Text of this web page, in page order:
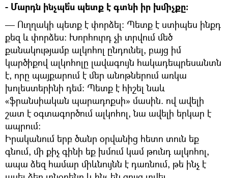
- Մարդն ինչպե՞ս պետք է գտնի իր խմիչքը։
— Ուղղակի պետք է փորձել։ Պետք է ստիպես ինքդ
քեզ և փորձես։ Խորհուրդ չի տրվում մեծ
քանակությամբ ալկոհոլ ընդունել, բայց իմ
կարծիքով ալկոհոլը լավագույն հակադեպրեսանտն
է, որը պայքարում է մեր անոթներում առկա
խոլեստերինի դեմ։ Պետք է հիշել նաև
«ֆրանսիական պարադոքսի» մասին. ով ավելի
շատ է օգտագործում ալկոհոլ, նա ավելի երկար է
ապրում։
Իրականում երբ ծանր օրվանից հետո տուն եք
գնում, մի քիչ գինի եք խմում կամ թունդ ալկոհոլ,
ապա ձեզ համար միևնույնն է դառնում, թե ինչ է